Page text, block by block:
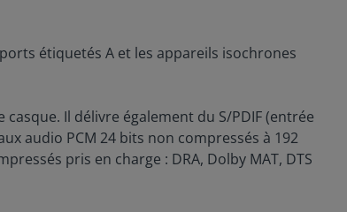
étiquetés A et les appareils isochrones
Il délivre également du S/PDIF (entrée
audio PCM 24 bits non compressés à 192
pris en charge : DRA, Dolby MAT, DTS